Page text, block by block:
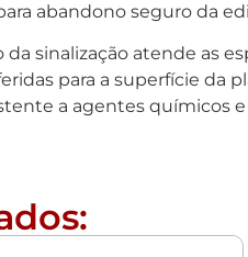
abandono seguro da
sinalização atende as
para a superfície da
a agentes químicos